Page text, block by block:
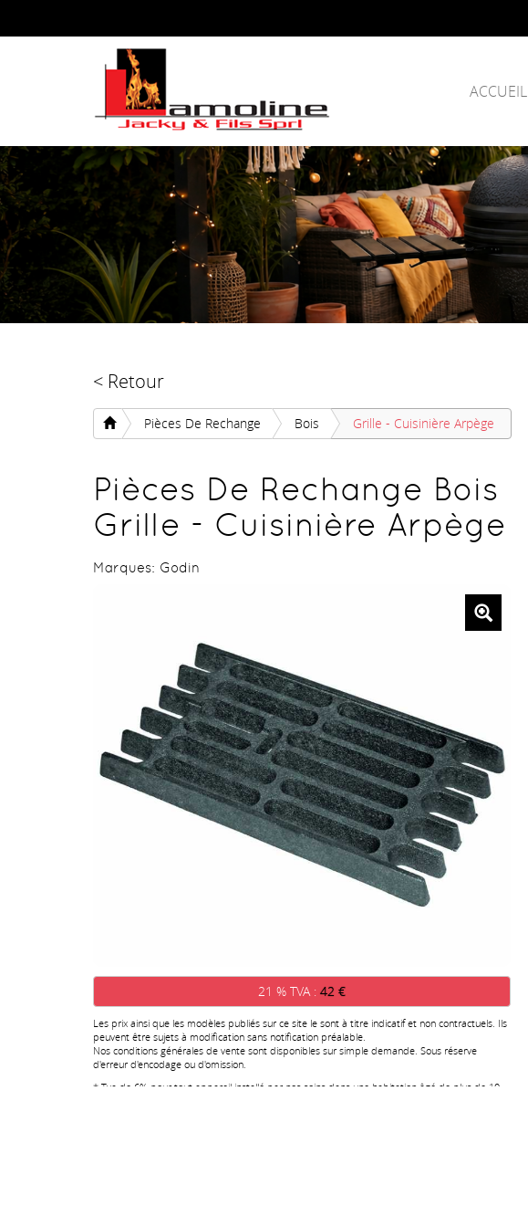
ACCUEIL
< Retour
Pièces De Rechange Bois Grille - Cuisinière Arpège
Pièces De Rechange Bois
Grille - Cuisinière Arpège
Marques: Godin
21 % TVA : 42 €
Les prix ainsi que les modèles publiés sur ce site le sont à titre indicatif et non contractuels. Ils
peuvent être sujets à modification sans notification préalable.
Nos conditions générales de vente sont disponibles sur simple demande. Sous réserve
d'erreur d'encodage ou d'omission.
* Tva de 6% pour tout appareil installé par nos soins dans une habitation âgé de plus de 10